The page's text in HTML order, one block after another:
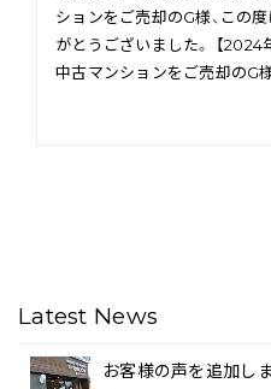
ションをご売却のG様、この
がとうございました。 【2024
中古マンションをご売却のG
Latest News
お客様の声を追加し